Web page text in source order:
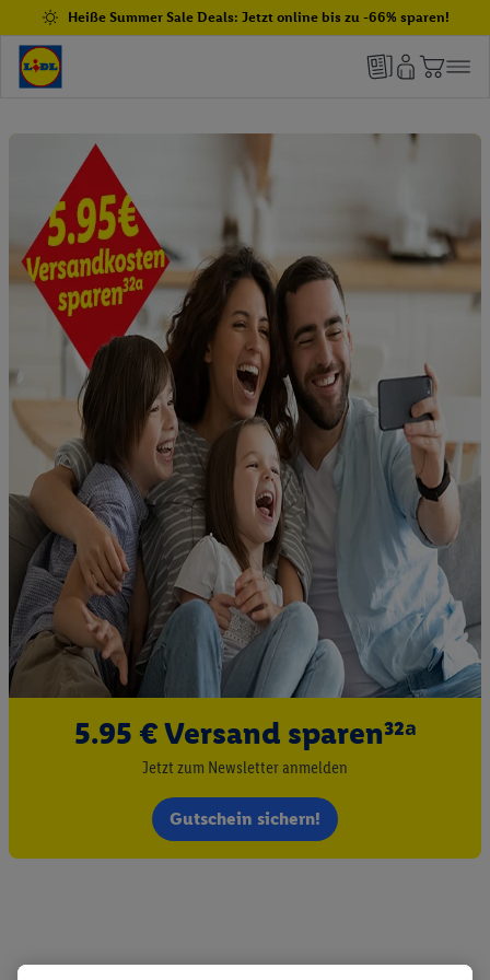
Heiße Summer Sale Deals: Jetzt online bis zu -66% sparen!
5.95 € Versand sparen³²ᵃ
Jetzt zum Newsletter anmelden
Gutschein sichern!